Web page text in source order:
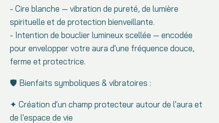
- Cire blanche — vibration de pureté, de lumière
spirituelle et de protection bienveillante.
- Intention de bouclier lumineux scellée — encodée
pour envelopper votre aura d'une fréquence douce,
ferme et protectrice.
🛡️ Bienfaits symboliques & vibratoires :
✦ Création d'un champ protecteur autour de l'aura et
de l'espace de vie